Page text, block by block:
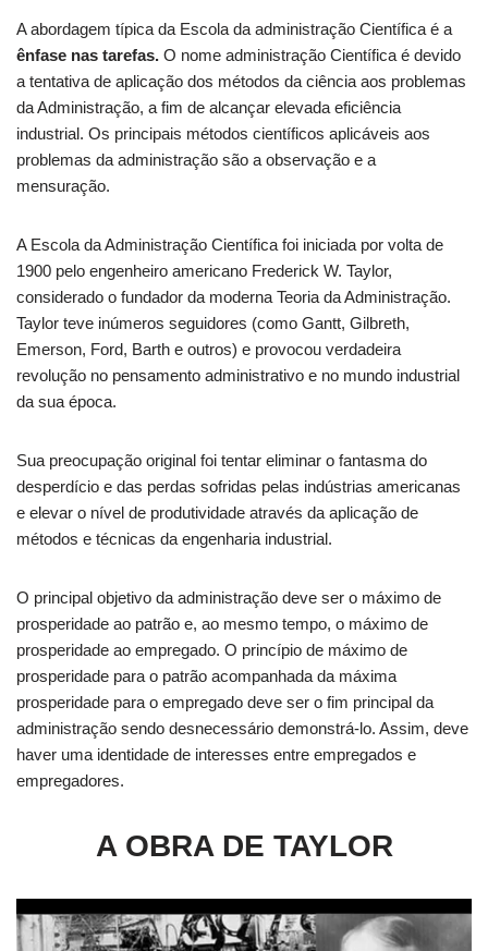
A abordagem típica da Escola da administração Científica é a
ênfase nas tarefas. O nome administração Científica é devido
a tentativa de aplicação dos métodos da ciência aos problemas
da Administração, a fim de alcançar elevada eficiência
industrial. Os principais métodos científicos aplicáveis aos
problemas da administração são a observação e a
mensuração.
A Escola da Administração Científica foi iniciada por volta de
1900 pelo engenheiro americano Frederick W. Taylor,
considerado o fundador da moderna Teoria da Administração.
Taylor teve inúmeros seguidores (como Gantt, Gilbreth,
Emerson, Ford, Barth e outros) e provocou verdadeira
revolução no pensamento administrativo e no mundo industrial
da sua época.
Sua preocupação original foi tentar eliminar o fantasma do
desperdício e das perdas sofridas pelas indústrias americanas
e elevar o nível de produtividade através da aplicação de
métodos e técnicas da engenharia industrial.
O principal objetivo da administração deve ser o máximo de
prosperidade ao patrão e, ao mesmo tempo, o máximo de
prosperidade ao empregado. O princípio de máximo de
prosperidade para o patrão acompanhada da máxima
prosperidade para o empregado deve ser o fim principal da
administração sendo desnecessário demonstrá-lo. Assim, deve
haver uma identidade de interesses entre empregados e
empregadores.
A OBRA DE TAYLOR